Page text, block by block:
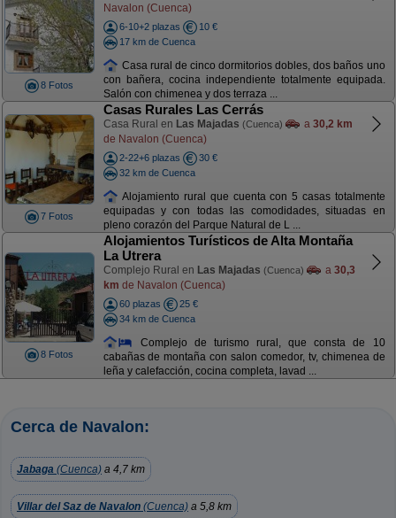
8 Fotos
Navalon (Cuenca)
6-10+2 plazas
10 €
17 km de Cuenca
Casa rural de cinco dormitorios dobles, dos baños uno
con bañera, cocina independiente totalmente equipada.
Salón con chimenea y dos terraza ...
7 Fotos
Casas Rurales Las Cerrás
Casa Rural en Las Majadas (Cuenca) a 30,2 km
de Navalon (Cuenca)
2-22+6 plazas
30 €
32 km de Cuenca
Alojamiento rural que cuenta con 5 casas totalmente
equipadas y con todas las comodidades, situadas en
pleno corazón del Parque Natural de L ...
8 Fotos
Alojamientos Turísticos de Alta Montaña
La Utrera
Complejo Rural en Las Majadas (Cuenca) a 30,3
km de Navalon (Cuenca)
60 plazas
25 €
34 km de Cuenca
Complejo de turismo rural, que consta de 10
cabañas de montaña con salon comedor, tv, chimenea de
leña y calefacción, cocina completa, lavad ...
Cerca de Navalon:
Jabaga (Cuenca) a 4,7 km
Villar del Saz de Navalon (Cuenca) a 5,8 km